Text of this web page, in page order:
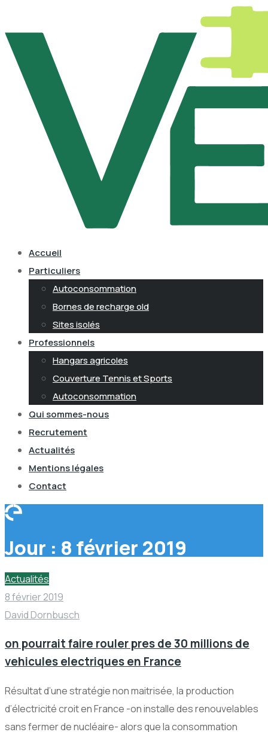
Accueil
Particuliers
Autoconsommation
Bornes de recharge old
Sites isolés
Professionnels
Hangars agricoles
Couverture Tennis et Sports
Autoconsommation
Qui sommes-nous
Recrutement
Actualités
Mentions légales
Contact
Jour : 8 février 2019
Actualités
8 février 2019
David Dornbusch
on pourrait faire rouler pres de 30 millions de
vehicules electriques en France
Résultat d’une stratégie non maitrisée, la production
d’électricité croit en France -on installe des renouvelables
sans fermer de nucléaire- alors que la consommation